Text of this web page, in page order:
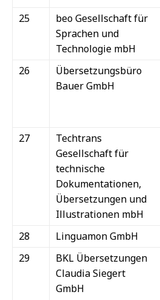
25
beo Gesellschaft für
Sprachen und
Technologie mbH
26
Übersetzungsbüro
Bauer GmbH
27
Techtrans
Gesellschaft für
technische
Dokumentationen,
Übersetzungen und
Illustrationen mbH
28 Linguamon GmbH
29
BKL Übersetzungen
Claudia Siegert
GmbH